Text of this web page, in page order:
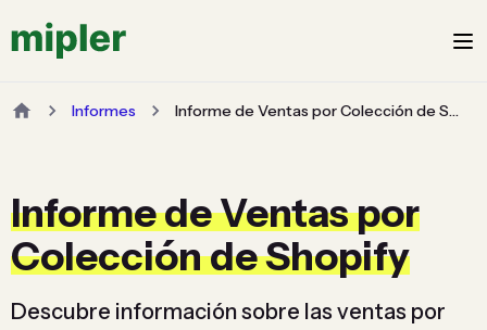
Informes Informe de Ventas por Colección de Shopify
Informe de Ventas por
Colección de Shopify
Descubre información sobre las ventas por